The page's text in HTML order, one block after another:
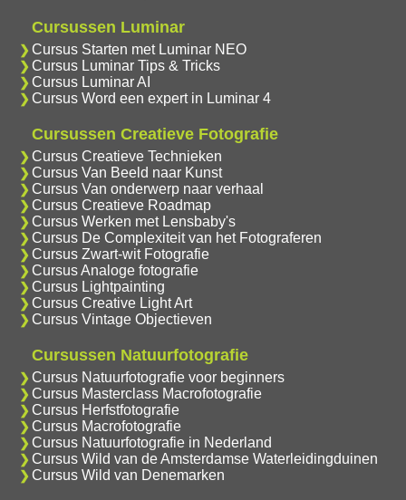
Cursussen Luminar
Cursus Starten met Luminar NEO
Cursus Luminar Tips & Tricks
Cursus Luminar AI
Cursus Word een expert in Luminar 4
Cursussen Creatieve Fotografie
Cursus Creatieve Technieken
Cursus Van Beeld naar Kunst
Cursus Van onderwerp naar verhaal
Cursus Creatieve Roadmap
Cursus Werken met Lensbaby's
Cursus De Complexiteit van het Fotograferen
Cursus Zwart-wit Fotografie
Cursus Analoge fotografie
Cursus Lightpainting
Cursus Creative Light Art
Cursus Vintage Objectieven
Cursussen Natuurfotografie
Cursus Natuurfotografie voor beginners
Cursus Masterclass Macrofotografie
Cursus Herfstfotografie
Cursus Macrofotografie
Cursus Natuurfotografie in Nederland
Cursus Wild van de Amsterdamse Waterleidingduinen
Cursus Wild van Denemarken